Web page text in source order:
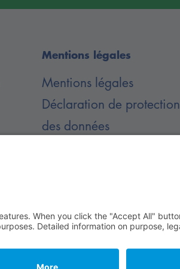
Mentions légales
Mentions légales
Déclaration de protection
des données